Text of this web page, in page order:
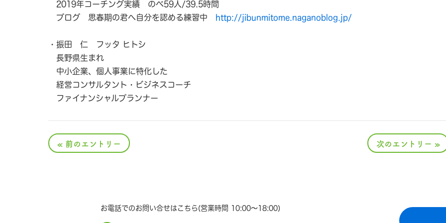
2019年コーチング実績 のべ59人/39.5時間
ブログ 思春期の君へ自分を認める練習中 http://jibunmitome.naganoblog.jp/
・振田 仁 フッタ ヒトシ
長野県生まれ
中小企業、個人事業に特化した
経営コンサルタント・ビジネスコーチ
ファイナンシャルプランナー
« 前のエントリー 次のエントリー »
お電話でのお問い合せはこちら(営業時間 10:00〜18:00)